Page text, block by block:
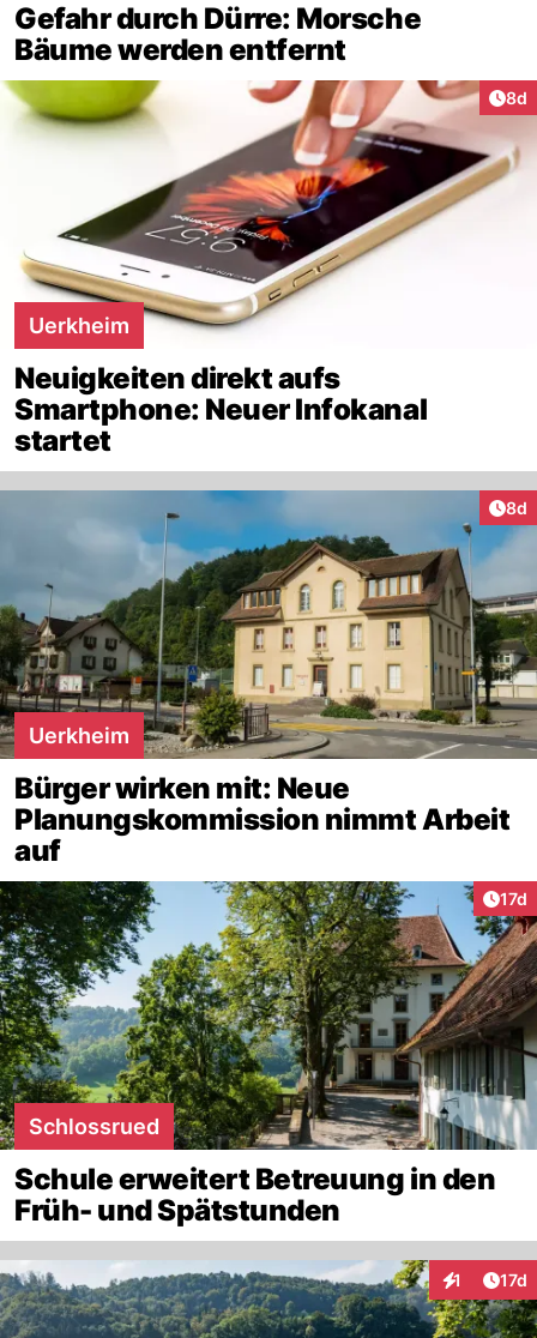
Gefahr durch Dürre: Morsche
Bäume werden entfernt
8d
Uerkheim
Neuigkeiten direkt aufs
Smartphone: Neuer Infokanal
startet
8d
Uerkheim
Bürger wirken mit: Neue
Planungskommission nimmt Arbeit
auf
17d
Schlossrued
Schule erweitert Betreuung in den
Früh- und Spätstunden
1 17d